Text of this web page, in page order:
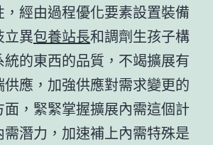
經由過程優化要素設置裝備
立異包養站長和調劑生孩子構
的東西的品質，不竭擴展有
應，加強供應對需求變更的
，緊緊掌握擴展內需這個計
潛力，加速補上內需特殊是